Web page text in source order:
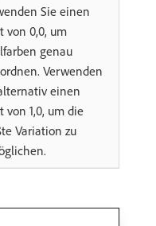
Sie einen
von 0,0, um
genau
Verwenden
einen
von 1,0, um die
Variation zu